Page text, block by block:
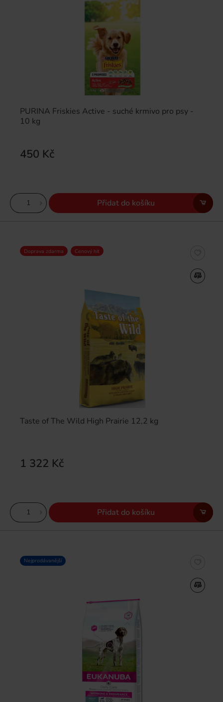
PURINA Friskies Active - suché krmivo pro psy -
10 kg
450 Kč
Přidat do košíku
Taste of The Wild High Prairie 12,2 kg
1 322 Kč
Doprava zdarma Cenový hit
Přidat do košíku
Nejprodávanější